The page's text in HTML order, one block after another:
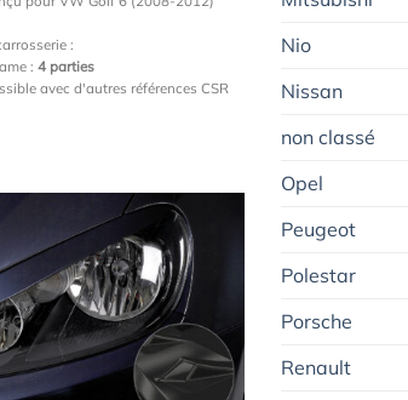
:
:4 parties
avec d'autres références CSR
Ajouter
à la
wishlist
Nio
Nissan
non classé
Opel
Peugeot
Polestar
Porsche
Renault